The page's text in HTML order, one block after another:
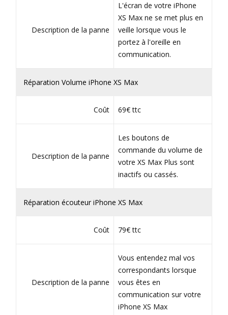
Description de la panne
L'écran de votre iPhone
XS Max ne se met plus en
veille lorsque vous le
portez à l'oreille en
communication.
Réparation Volume iPhone XS Max
Coût 69€ ttc
Description de la panne
Les boutons de
commande du volume de
votre XS Max Plus sont
inactifs ou cassés.
Réparation écouteur iPhone XS Max
Coût 79€ ttc
Description de la panne
Vous entendez mal vos
correspondants lorsque
vous êtes en
communication sur votre
iPhone XS Max